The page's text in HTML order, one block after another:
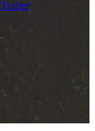
Trailer